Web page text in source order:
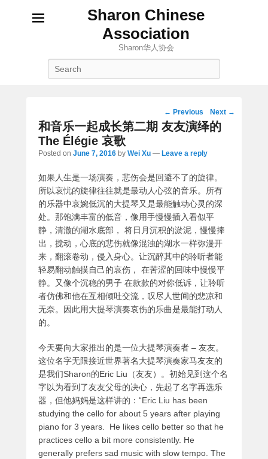
Sharon Chinese
Association
Sharon华人协会
Post
navigation
← Previous Next →
和音乐一起成长第二期 友友演绎的
The Élégie 哀歌
Posted on June 7, 2016 by Wei Xu — Leave a reply
如果人生是一场演奏，悲伤会是回避不了的旋律。
所以哀忧的旋律往往就是最动人心弦的音乐。 所有
的乐器中哀婉低沉的大提琴又是最能触动心灵的深
处。那饱满丰富的低音，像用手慢慢插入看似平
静，清澈的湖水底部， 将日月沉积的淤泥，慢慢捧
出，搅动，心底的悲伤就像混浊的湖水一样弥漫开
来，翻滚卷动，侵入身心。让沉醉其中的聆听者能
轻易翻动触摸自己的哀伤， 在苦涩的回味中慢慢平
静。又像个沉稳的男子 在款款的对你低诉，让聆听
者仿佛和他在互相倾吐交流，叹尽人世间的悲凉和
无奈。因此用大提琴演奏哀伤的乐曲是最能打动人
的。
今天要向大家推出的是一位大提琴演奏者 – 友友。
这位名字无限接近世界著名大提琴演奏家马友友的
是我们Sharon的Eric Liu（友友）。初始见到这个名
字以为看到了友友父母的决心，先起了名字再选乐
器，但他妈妈是这样讲的：“Eric Liu has been
studying the cello for about 5 years after playing
piano for 3 years. He likes cello better so that he
practices cello a bit more consistently. He
generally prefers sad music with slow tempo. The